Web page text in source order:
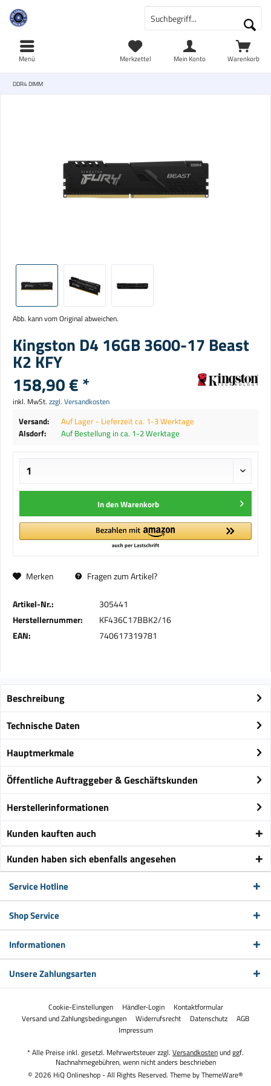
Warenkorb
Merkzettel Mein Konto
Menü
DDR4 DIMM
Abb. kann vom Original abweichen.
Kingston D4 16GB 3600-17 Beast
K2 KFY
158,90 € *
inkl. MwSt. zzgl. Versandkosten
Versand:
Auf Lager - Lieferzeit ca. 1-3 Werktage
Alsdorf:
Auf Bestellung in ca. 1-2 Werktage
In denWarenkorb
Merken Fragen zum Artikel?
Artikel-Nr.:
305441
Herstellernummer:
KF436C17BBK2/16
EAN:
740617319781
Beschreibung
Technische Daten
Hauptmerkmale
Öffentliche Auftraggeber & Geschäftskunden
Herstellerinformationen
Kunden kauften auch
Kunden haben sich ebenfalls angesehen
Service Hotline
Shop Service
Informationen
Unsere Zahlungsarten
Cookie-Einstellungen Händler-Login
Kontaktformular
Versand und Zahlungsbedingungen
Widerrufsrecht Datenschutz
AGB
Impressum
* Alle Preise inkl. gesetzl. Mehrwertsteuer zzgl. Versandkostenund ggf.
Nachnahmegebühren, wenn nicht anders beschrieben
© 2026 HiQ Onlineshop - All Rights Reserved. Theme byThemeWare®